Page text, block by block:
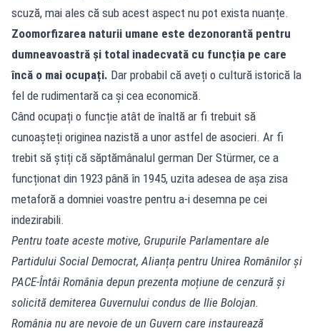
scuză, mai ales că sub acest aspect nu pot exista nuanțe.
Zoomorfizarea naturii umane este dezonorantă pentru
dumneavoastră și total inadecvată cu funcția pe care
încă o mai ocupați. Dar probabil că aveți o cultură istorică la
fel de rudimentară ca și cea economică.
Când ocupați o funcție atât de înaltă ar fi trebuit să
cunoașteți originea nazistă a unor astfel de asocieri. Ar fi
trebit să știți că săptămânalul german Der Stürmer, ce a
funcționat din 1923 până în 1945, uzita adesea de așa zisa
metaforă a domniei voastre pentru a-i desemna pe cei
indezirabili.
Pentru toate aceste motive, Grupurile Parlamentare ale
Partidului Social Democrat, Alianța pentru Unirea Românilor și
PACE-Întâi România depun prezenta moțiune de cenzură și
solicită demiterea Guvernului condus de Ilie Bolojan.
România nu are nevoie de un Guvern care instaurează